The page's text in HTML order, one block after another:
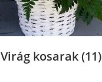
Virág kosarak(11)